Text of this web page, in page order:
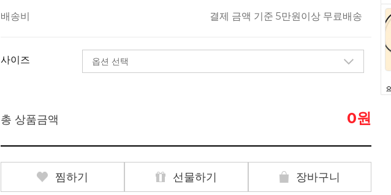
배송비 결제 금액 기준 5만원이상 무료배송
사이즈
총 상품금액 0원
찜하기 선물하기 장바구니